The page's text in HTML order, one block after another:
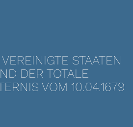
STAATEN
DER TOTALE
VOM 10.04.1679